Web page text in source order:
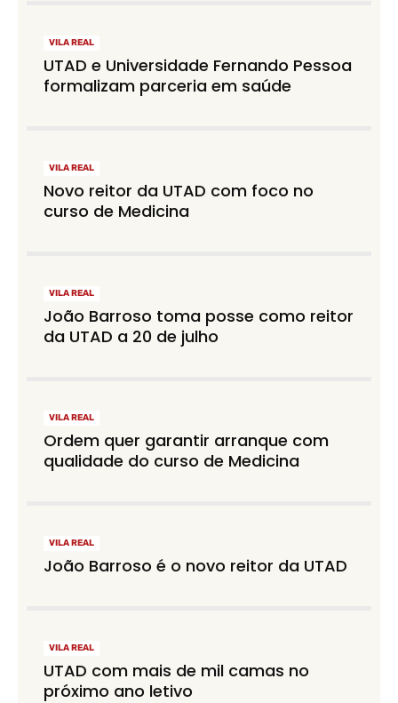
VILA REAL
UTAD e Universidade Fernando Pessoa
formalizam parceria em saúde
VILA REAL
Novo reitor da UTAD com foco no
curso de Medicina
VILA REAL
João Barroso toma posse como reitor
da UTAD a 20 de julho
VILA REAL
Ordem quer garantir arranque com
qualidade do curso de Medicina
VILA REAL
João Barroso é o novo reitor da UTAD
VILA REAL
UTAD com mais de mil camas no
próximo ano letivo